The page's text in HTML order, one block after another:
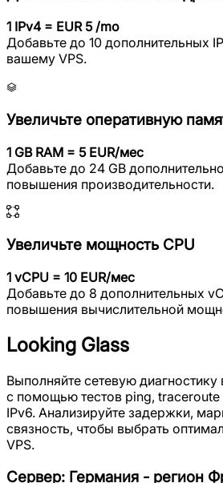
1 IPv4 = EUR 5 /mo
Добавьте до 10 дополнительных
вашему VPS.
Увеличьте оперативную
1 GB RAM = 5 EUR/мес
Добавьте до 24 GB
повышения производительности.
Увеличьте мощность CPU
1 vCPU = 10 EUR/мес
Добавьте до 8 дополнительных
повышения вычислительной
Looking Glass
Выполняйте сетевую
с помощью тестов ping, traceroute
IPv6. Анализируйте задержки,
связность, чтобы выбрать
VPS.
Сервер: Германия - регион